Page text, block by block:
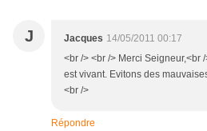
J Jacques 14/05/2011 00:17
<br /> <br /> Merci Seigneur,<br
est vivant. Evitons des
<br />
Répondre